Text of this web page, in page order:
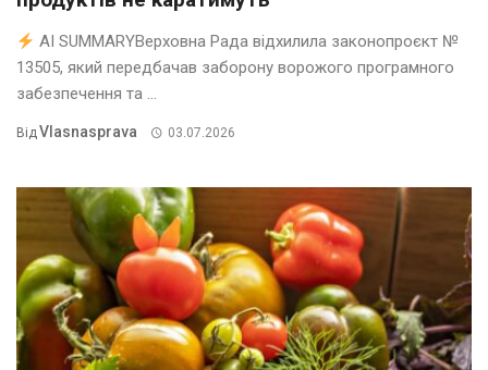
AI SUMMARYВерховна Рада відхилила законопроєкт №
13505, який передбачав заборону ворожого програмного
забезпечення та ...
ВідVlasnasprava 03.07.2026